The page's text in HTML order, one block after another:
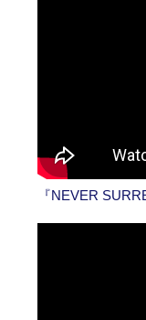
『NEVER